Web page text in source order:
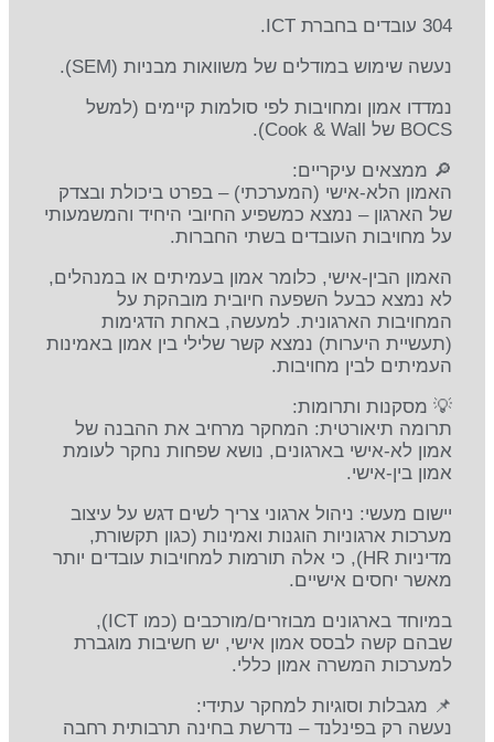
304 עובדים בחברת ICT.
נעשה שימוש במודלים של משוואות מבניות (SEM).
נמדדו אמון ומחויבות לפי סולמות קיימים (למשל
BOCS של Cook & Wall).
🔎 ממצאים עיקריים:
האמון הלא-אישי (המערכתי) – בפרט ביכולת ובצדק
של הארגון – נמצא כמשפיע החיובי היחיד והמשמעותי
על מחויבות העובדים בשתי החברות.
האמון הבין-אישי, כלומר אמון בעמיתים או במנהלים,
לא נמצא כבעל השפעה חיובית מובהקת על
המחויבות הארגונית. למעשה, באחת הדגימות
(תעשיית היערות) נמצא קשר שלילי בין אמון באמינות
העמיתים לבין מחויבות.
💡 מסקנות ותרומות:
תרומה תיאורטית: המחקר מרחיב את ההבנה של
אמון לא-אישי בארגונים, נושא שפחות נחקר לעומת
אמון בין-אישי.
יישום מעשי: ניהול ארגוני צריך לשים דגש על עיצוב
מערכות ארגוניות הוגנות ואמינות (כגון תקשורת,
מדיניות HR), כי אלה תורמות למחויבות עובדים יותר
מאשר יחסים אישיים.
במיוחד בארגונים מבוזרים/מורכבים (כמו ICT),
שבהם קשה לבסס אמון אישי, יש חשיבות מוגברת
למערכות המשרה אמון כללי.
📌 מגבלות וסוגיות למחקר עתידי:
נעשה רק בפינלנד – נדרשת בחינה תרבותית רחבה